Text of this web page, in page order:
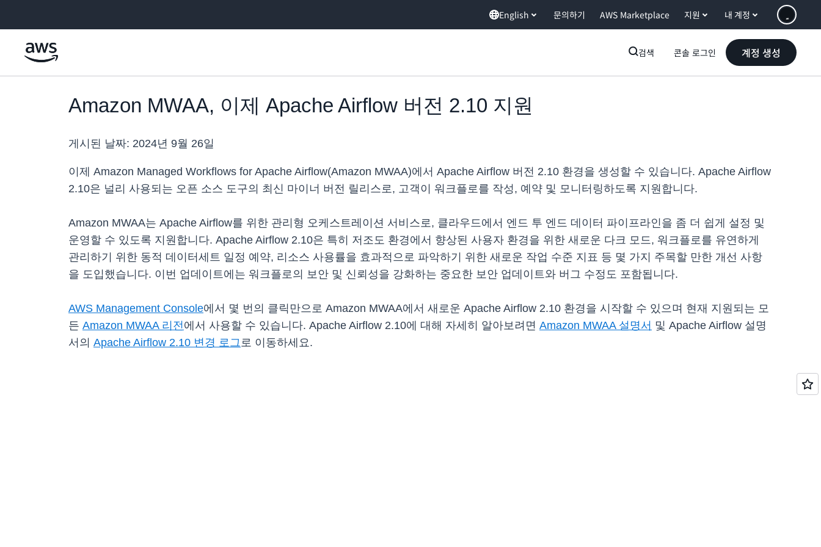
English 문의하기 AWS Marketplace 지원 내 계정
검색 콘솔 로그인 계정 생성
Amazon MWAA, 이제 Apache Airflow 버전 2.10 지원
게시된 날짜: 2024년 9월 26일
이제 Amazon Managed Workflows for Apache Airflow(Amazon MWAA)에서 Apache Airflow 버전 2.10 환경을 생성할 수 있습니다. Apache Airflow
2.10은 널리 사용되는 오픈 소스 도구의 최신 마이너 버전 릴리스로, 고객이 워크플로를 작성, 예약 및 모니터링하도록 지원합니다.
Amazon MWAA는 Apache Airflow를 위한 관리형 오케스트레이션 서비스로, 클라우드에서 엔드 투 엔드 데이터 파이프라인을 좀 더 쉽게 설정 및
운영할 수 있도록 지원합니다. Apache Airflow 2.10은 특히 저조도 환경에서 향상된 사용자 환경을 위한 새로운 다크 모드, 워크플로를 유연하게
관리하기 위한 동적 데이터세트 일정 예약, 리소스 사용률을 효과적으로 파악하기 위한 새로운 작업 수준 지표 등 몇 가지 주목할 만한 개선 사항
을 도입했습니다. 이번 업데이트에는 워크플로의 보안 및 신뢰성을 강화하는 중요한 보안 업데이트와 버그 수정도 포함됩니다.
AWS Management Console에서 몇 번의 클릭만으로 Amazon MWAA에서 새로운 Apache Airflow 2.10 환경을 시작할 수 있으며 현재 지원되는 모
든 Amazon MWAA 리전에서 사용할 수 있습니다. Apache Airflow 2.10에 대해 자세히 알아보려면 Amazon MWAA 설명서 및 Apache Airflow 설명
서의 Apache Airflow 2.10 변경 로그로 이동하세요.